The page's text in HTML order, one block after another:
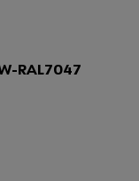
RAL7047